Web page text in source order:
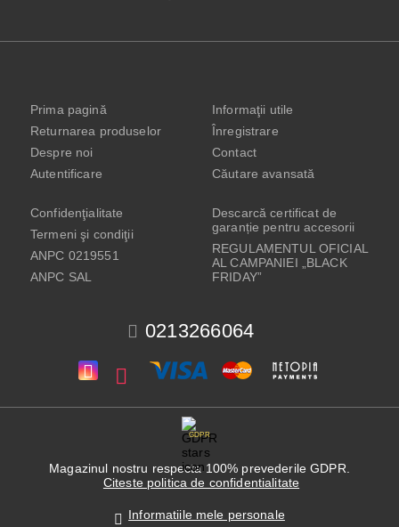
0213266064
Prima pagină
Returnarea produselor
Despre noi
Autentificare
Informaţii utile
Înregistrare
Contact
Căutare avansată
Confidenţialitate
Termeni şi condiţii
ANPC 0219551
ANPC SAL
Descarcă certificat de
garanție pentru accesorii
REGULAMENTUL OFICIAL
AL CAMPANIEI „BLACK
FRIDAY”
GDPR
Magazinul nostru respecta 100% prevederile GDPR.
Citeste politica de confidentialitate
Informatiile mele personale